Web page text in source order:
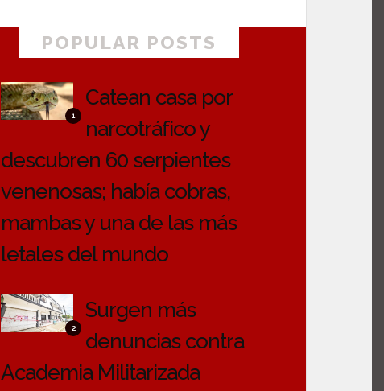
POPULAR POSTS
1
Catean casa por
narcotráfico y
descubren 60 serpientes
venenosas; había cobras,
mambas y una de las más
letales del mundo
2
Surgen más
denuncias contra
Academia Militarizada